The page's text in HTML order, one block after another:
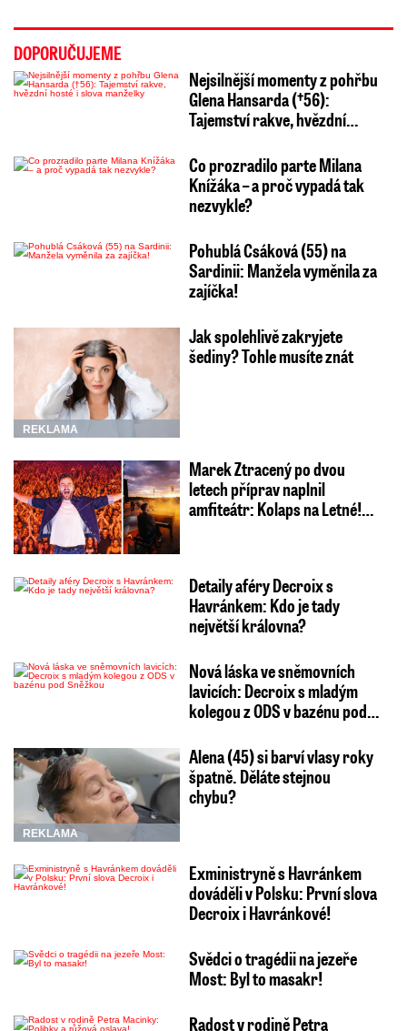
DOPORUČUJEME
Nejsilnější momenty z pohřbu
Glena Hansarda (†56):
Tajemství rakve, hvězdní…
Co prozradilo parte Milana
Knížáka – a proč vypadá tak
nezvykle?
Pohublá Csáková (55) na
Sardinii: Manžela vyměnila za
zajíčka!
REKLAMA
Jak spolehlivě zakryjete
šediny? Tohle musíte znát
Marek Ztracený po dvou
letech příprav naplnil
amfiteátr: Kolaps na Letné!…
Detaily aféry Decroix s
Havránkem: Kdo je tady
největší královna?
Nová láska ve sněmovních
lavicích: Decroix s mladým
kolegou z ODS v bazénu pod…
REKLAMA
Alena (45) si barví vlasy roky
špatně. Děláte stejnou
chybu?
Exministryně s Havránkem
dováděli v Polsku: První slova
Decroix i Havránkové!
Svědci o tragédii na jezeře
Most: Byl to masakr!
Radost v rodině Petra